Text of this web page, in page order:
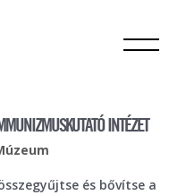
INTÉZET
és bővítse a